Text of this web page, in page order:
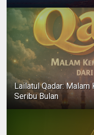
Lailatul Qadar: Malam
Seribu Bulan